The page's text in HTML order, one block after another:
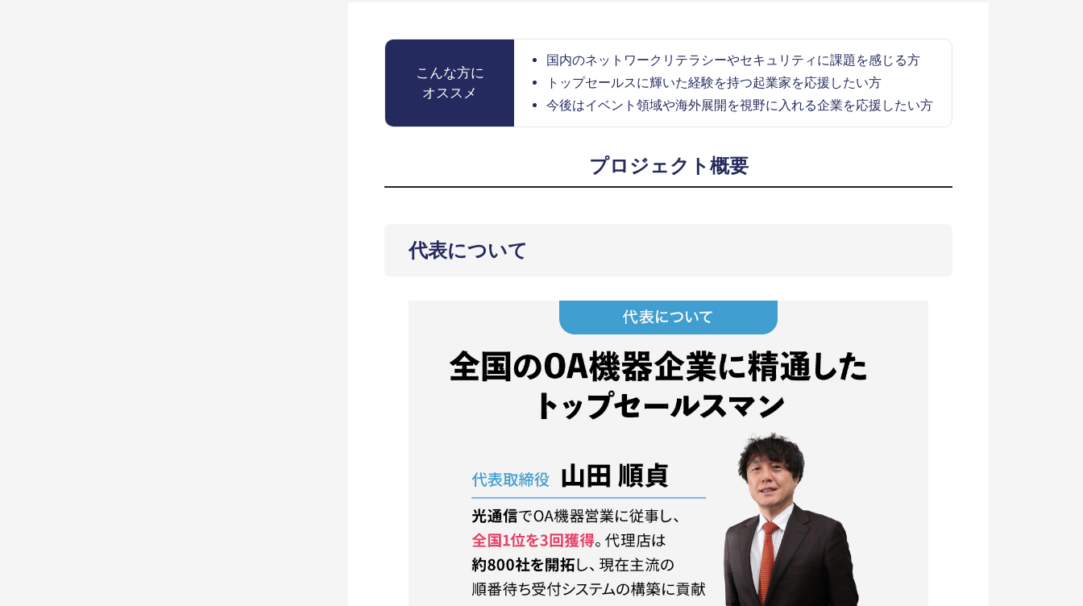
こんな方に
オススメ
国内のネットワークリテラシーやセキュリティに課題を感じる方
トップセールスに輝いた経験を持つ起業家を応援したい方
今後はイベント領域や海外展開を視野に入れる企業を応援したい方
プロジェクト概要
代表について